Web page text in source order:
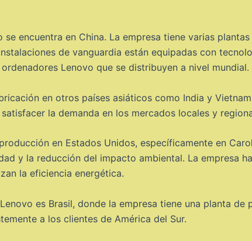
encuentra en China. La empresa tiene varias
de vanguardia están equipadas con
Lenovo que se distribuyen a nivel mundial.
en otros países asiáticos como India y
la demanda en los mercados locales y
en Estados Unidos, específicamente en
y la reducción del impacto ambiental. La empresa
la eficiencia energética.
es Brasil, donde la empresa tiene una planta de
a los clientes de América del Sur.